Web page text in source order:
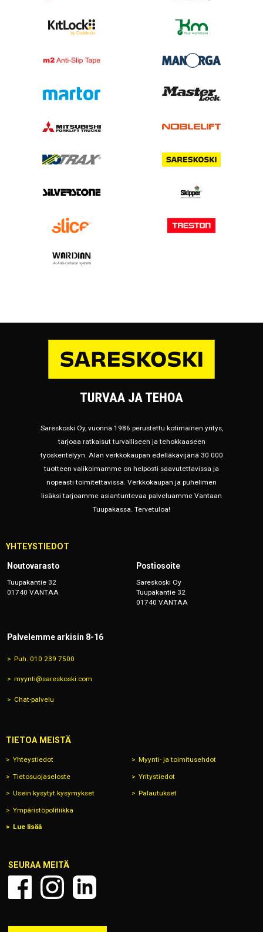
Sareskoski Oy, vuonna 1986 perustettu kotimainen yritys,
tarjoaa ratkaisut turvalliseen ja tehokkaaseen
työskentelyyn. Alan verkkokaupan edelläkävijänä 30 000
tuotteen valikoimamme on helposti saavutettavissa ja
nopeasti toimitettavissa. Verkkokaupan ja puhelimen
lisäksi tarjoamme asiantuntevaa palveluamme Vantaan
Tuupakassa. Tervetuloa!
YHTEYSTIEDOT
Noutovarasto
Tuupakantie 32
01740 VANTAA
Postiosoite
Sareskoski Oy
Tuupakantie 32
01740 VANTAA
Palvelemme arkisin 8-16
Puh. 010 239 7500
myynti@sareskoski.com
Chat-palvelu
TIETOA MEISTÄ
Yhteystiedot Myynti- ja toimitusehdot
Tietosuojaseloste Yritystiedot
Usein kysytyt kysymykset Palautukset
Ympäristöpolitiikka
Lue lisää
SEURAA MEITÄ